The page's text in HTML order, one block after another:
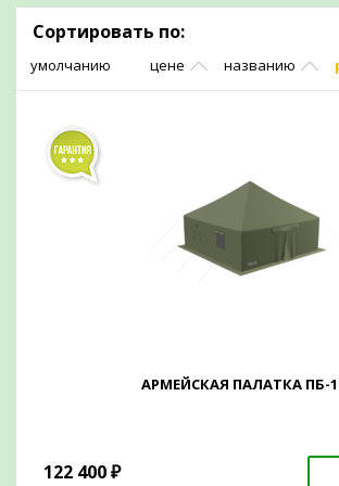
Сортировать по:
умолчанию цене названию
АРМЕЙСКАЯ ПАЛАТКА ПБ-
122 400₽